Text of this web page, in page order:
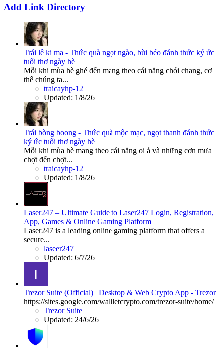
Add Link Directory
Trái lê ki ma - Thức quà ngọt ngào, bùi béo đánh thức ký ức
tuổi thơ ngày hè
Mỗi khi mùa hè ghé đến mang theo cái nắng chói chang, cơ
thể chúng ta...
traicayhp-12
Updated: 1/8/26
Trái bòng boong - Thức quà mộc mạc, ngọt thanh đánh thức
ký ức tuổi thơ ngày hè
Mỗi khi mùa hè mang theo cái nắng oi ả và những cơn mưa
chợt đến chợt...
traicayhp-12
Updated: 1/8/26
Laser247 – Ultimate Guide to Laser247 Login, Registration,
App, Games & Online Gaming Platform
Laser247 is a leading online gaming platform that offers a
secure...
laseer247
Updated: 6/7/26
Trezor Suite (Official) | Desktop & Web Crypto App - Trezor
https://sites.google.com/wallletcrypto.com/trezor-suite/home/
Trezor Suite
Updated: 24/6/26